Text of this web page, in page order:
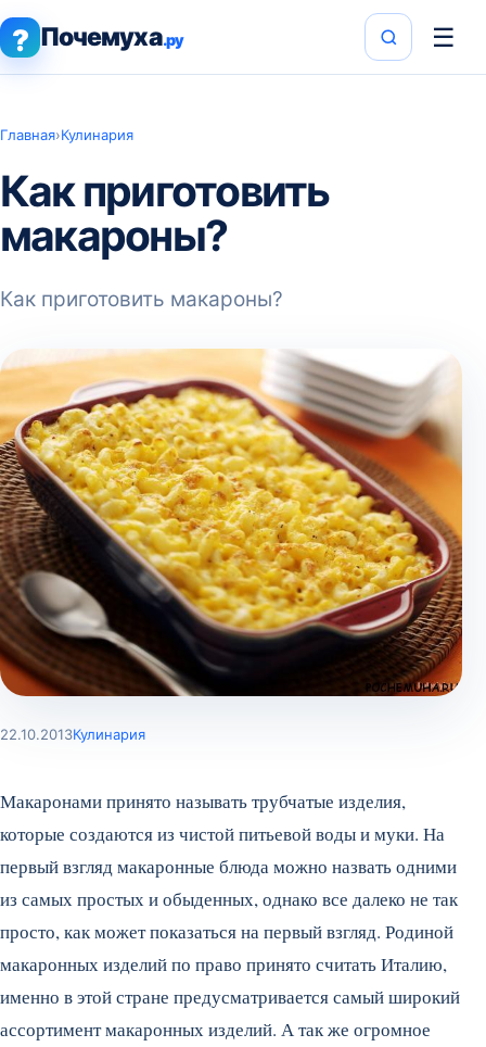
? Почемуха.ру ☰
Главная›Кулинария
Как приготовить
макароны?
Как приготовить макароны?
22.10.2013Кулинария
Макаронами принято называть трубчатые изделия,
которые создаются из чистой питьевой воды и муки. На
первый взгляд макаронные блюда можно назвать одними
из самых простых и обыденных, однако все далеко не так
просто, как может показаться на первый взгляд. Родиной
макаронных изделий по право принято считать Италию,
именно в этой стране предусматривается самый широкий
ассортимент макаронных изделий. А так же огромное